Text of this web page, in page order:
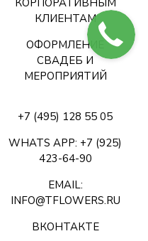
КОРПОРАТИВНЫМ
КЛИЕНТАМ
ОФОРМЛЕНИЕ
СВАДЕБ И
МЕРОПРИЯТИЙ
+7 (495) 128 55 05
WHATS APP: +7 (925)
423-64-90
EMAIL:
INFO@TFLOWERS.RU
ВКОНТАКТЕ